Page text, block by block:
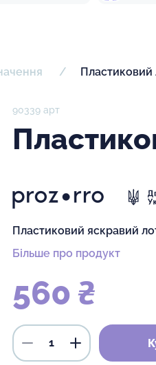
Пластиковий
90339 арт
Пластиковий яскравий
Більше про продукт
560 ₴